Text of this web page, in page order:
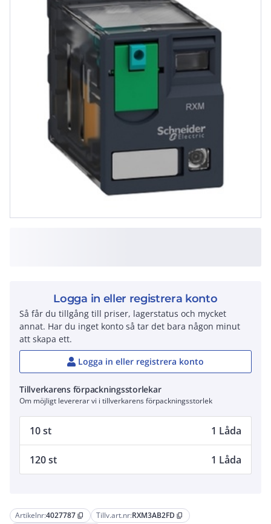
Artikelnr:4027787 content_copy Tillv.art.nr:RXM3AB2FD content_copy
Logga in eller registrera konto
Så får du tillgång till priser, lagerstatus och mycket
annat. Har du inget konto så tar det bara någon minut
att skapa ett.
Logga in eller registrera konto
Tillverkarens förpackningsstorlekar
Om möjligt levererar vi i tillverkarens förpackningsstorlek
10 st 1 Låda
120 st 1 Låda